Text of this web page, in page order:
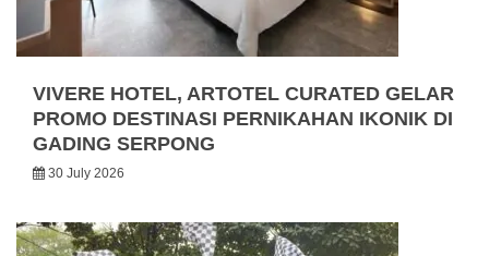
VIVERE HOTEL, ARTOTEL CURATED GELAR
PROMO DESTINASI PERNIKAHAN IKONIK DI
GADING SERPONG
30 July 2026